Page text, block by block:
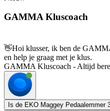
GAMMA Kluscoach
👋Hoi klusser, ik ben de
en help je graag met je klus.
GAMMA Kluscoach - Altijd
Is de EKO Maggey Pedaalemmer